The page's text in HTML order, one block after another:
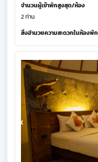
จำนวนผู้เข้าพักสูงสุด/ห้อง
2 ท่าน
สิ่งอำนวยความสะดวกในห้องพัก